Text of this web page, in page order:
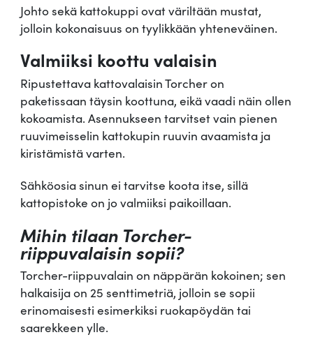
r
ä
Johto sekä kattokuppi ovat väriltään mustat,
jolloin kokonaisuus on tyylikkään yhteneväinen.
Valmiiksi koottu valaisin
Ripustettava kattovalaisin Torcher on
paketissaan täysin koottuna, eikä vaadi näin ollen
kokoamista. Asennukseen tarvitset vain pienen
ruuvimeisselin kattokupin ruuvin avaamista ja
kiristämistä varten.
Sähköosia sinun ei tarvitse koota itse, sillä
kattopistoke on jo valmiiksi paikoillaan.
Mihin tilaan Torcher-
riippuvalaisin sopii?
Torcher-riippuvalain on näppärän kokoinen; sen
halkaisija on 25 senttimetriä, jolloin se sopii
erinomaisesti esimerkiksi ruokapöydän tai
saarekkeen ylle.